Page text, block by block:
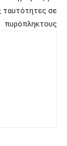
ταυτότητες σε
πυρόπληκτους